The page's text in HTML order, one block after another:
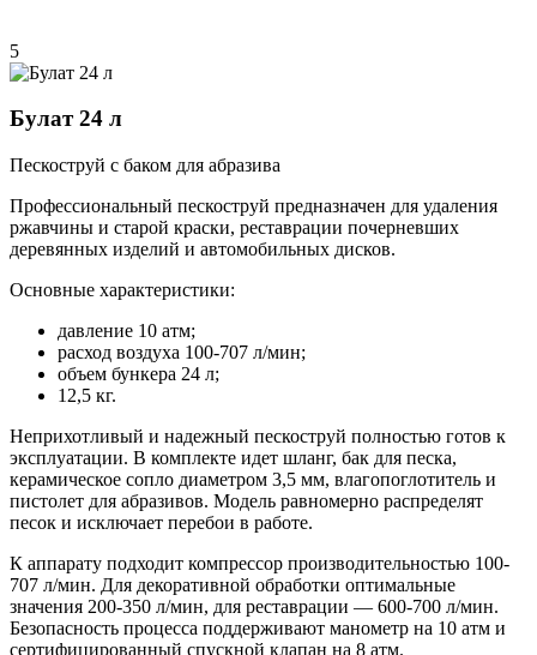
5
Булат 24 л
Пескоструй с баком для абразива
Профессиональный пескоструй предназначен для удаления
ржавчины и старой краски, реставрации почерневших
деревянных изделий и автомобильных дисков.
Основные характеристики:
давление 10 атм;
расход воздуха 100-707 л/мин;
объем бункера 24 л;
12,5 кг.
Неприхотливый и надежный пескоструй полностью готов к
эксплуатации. В комплекте идет шланг, бак для песка,
керамическое сопло диаметром 3,5 мм, влагопоглотитель и
пистолет для абразивов. Модель равномерно распределят
песок и исключает перебои в работе.
К аппарату подходит компрессор производительностью 100-
707 л/мин. Для декоративной обработки оптимальные
значения 200-350 л/мин, для реставрации — 600-700 л/мин.
Безопасность процесса поддерживают манометр на 10 атм и
сертифицированный спускной клапан на 8 атм.